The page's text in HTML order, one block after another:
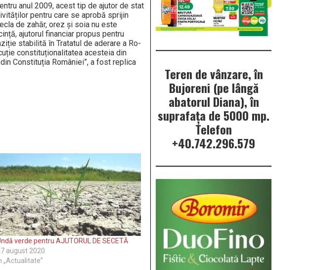
anul 2009, acest tip de ajutor de stat
pentru care se aprobă sprijin
de zahăr, orez și soia nu este
ajutorul financiar propus pentru
stabilită în Tratatul de aderare a Ro­
constituționalitatea aces­teia din
Cons­ti­tuția României”, a fost replica
verde pentru AJUTORUL DE SECETĂ
august 2020
„Actualitate”
Teren de vânzare, în
Bujoreni (pe lângă
abatorul Diana), în
suprafața de 5000 mp.
Telefon
+40.742.296.579